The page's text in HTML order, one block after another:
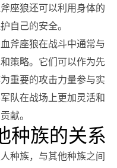
座狼还可以利用身体的
自己的安全。
斧座狼在战斗中通常与
策略。它们可以作为先
重要的攻击力量参与实
队在战场上更加灵活和
献。
种族的关系
种族，与其他种族之间